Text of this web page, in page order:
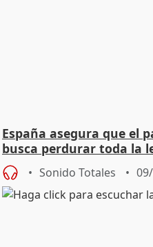
España asegura que el
busca perdurar toda la
Sonido Totales